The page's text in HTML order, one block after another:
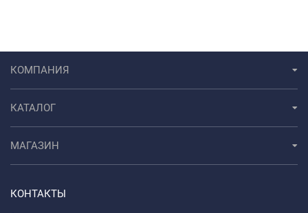
КОМПАНИЯ
КАТАЛОГ
МАГАЗИН
КОНТАКТЫ